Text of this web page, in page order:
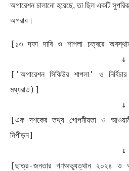
অপারেশন চালানো হয়েছে, তা ছিল একটি
অপরাধ।
[১৩ দফা দাবি ও শাপলা চত্বরে
['অপারেশন সিকিউর শাপলা' ও
মধ্যরাত)]
[এক দশকের তথ্য গোপনীয়তা ও আওয়ামী
নিপীড়ন]
[ছাত্র-জনতার গণঅভ্যুত্থান ২০২৪ ও